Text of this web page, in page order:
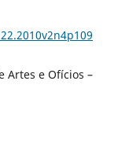
Artes e Ofícios –